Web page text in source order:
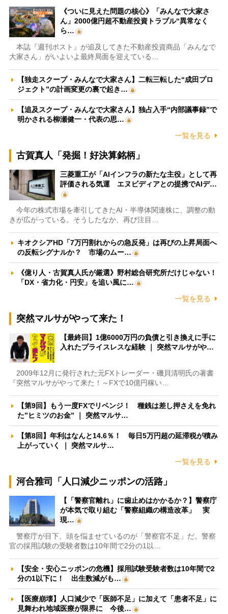
《ついに見えた問題の核心》「みんなで大家さ
ん」2000億円超不動産投資トラブル“異常なく
ら…
本誌『週刊ポスト』が追及してきた不動産投資商品「みんなで
大家さん」がいよいよ最終局面を迎えている…
【独走スクープ・みんなで大家さん】二転三転した“成田プロ
ジェクト”の計画変更の裏で起き…
【追及スクープ・みんなで大家さん】独占入手“内部議事録”で
明かされる柳瀬健一・代表の思…
一覧を見る
古賀真人「発掘！好決算銘柄」
三菱重工が「AIインフラの新たな主役」として再
評価される気運 エヌビディアとの提携でAIデ…
今年の株式市場を牽引してきたAI・半導体関連株に、調整の動
きが広がっている。そうしたなか、再び注目…
キオクシアHD「7万円割れからの急反発」は再びの上昇局面へ
の反転シグナルか？ 市場のムー…
《億り人・古賀真人氏が厳選》野村総合研究所だけじゃない！
「DX・省力化・円安」を追い風に…
一覧を見る
突然マルサがやって来た！
【最終回】1億6000万円の負債と引き換えに手に
入れたプライスレスな経験 ｜ 突然マルサがや…
2009年12月に発行された元FXトレーダー・磯貝清明氏の著書
『突然マルサがやって来た！～FXで10億円稼い…
【第9回】もう一度FXでリベンジ！ 種銭は差し押さえを免れ
た”ヒミツのお金” ｜ 突然マルサ…
【第8回】年利はなんと14.6％！ 毎日5万円超の延滞税が積み
上がっていく ｜ 突然マルサ…
一覧を見る
河合雅司「人口減少ニッポンの活路」
【「警察官離れ」に歯止めはかかるか？】警察庁
が本気で取り組む「警察組織の構造改革」 実
現…
警察庁が目下、頭を悩ませているのが「警察官不足」だ。警察
官の採用試験の受験者数は10年間で2分の1以…
【安全・安心ニッポンの危機】採用試験受験者数は10年間で2
分の1以下に！ 出生数減がも…
【医療崩壊】人口減少で「医師不足」に加えて「患者不足」に
見舞われ地域医療が限界に 今後…